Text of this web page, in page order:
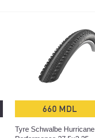
660 MDL
Tyre Schwalbe Hurricane